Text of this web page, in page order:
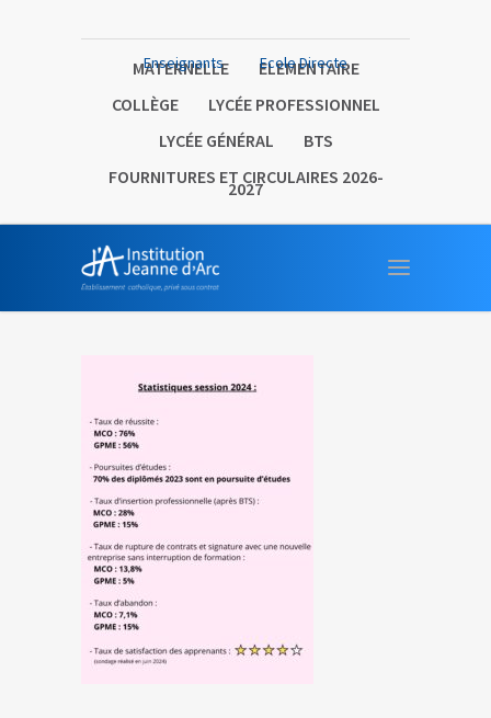
MATERNELLE
ELEMENTAIRE
COLLÈGE
LYCÉE PROFESSIONNEL
LYCÉE GÉNÉRAL
BTS
FOURNITURES ET CIRCULAIRES 2026-
2027
Enseignants Ecole Directe